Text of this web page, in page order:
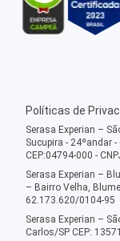
Políticas de
Serasa Experian –
Sucupira - 24ºandar
CEP:04794-000 -
Serasa Experian –
– Bairro Velha,
62.173.620/0104-95
Serasa Experian –
Carlos/SP CEP: